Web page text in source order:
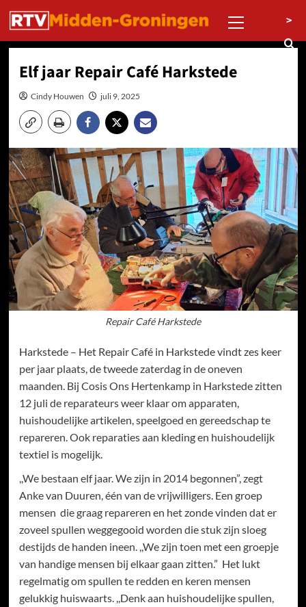
naar
inhoud
menu
>
Elf jaar Repair Café Harkstede
Cindy Houwen juli 9, 2025
Repair Café Harkstede
Harkstede – Het Repair Café in Harkstede vindt zes keer
per jaar plaats, de tweede zaterdag in de oneven
maanden. Bij Cosis Ons Hertenkamp in Harkstede zitten
12 juli de reparateurs weer klaar om apparaten,
huishoudelijke artikelen, speelgoed en gereedschap te
repareren. Ook reparaties aan kleding en huishoudelijk
textiel is mogelijk.
,,We bestaan elf jaar. We zijn in 2014 begonnen”, zegt
Anke van Duuren, één van de vrijwilligers. Een groep
mensen die graag repareren en het zonde vinden dat er
zoveel spullen weggegooid worden die stuk zijn sloeg
destijds de handen ineen. ,,We zijn toen met een groepje
van handige mensen bij elkaar gaan zitten.” Het lukt
regelmatig om spullen te redden en keren mensen
gelukkig huiswaarts. ,,Denk aan huishoudelijke spullen,